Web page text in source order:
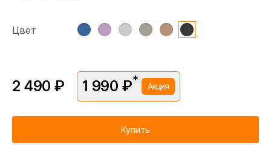
Цвет
2 490 ₽ 1 990 ₽* Акция
Цена без скидки —2 490 ₽. Подробности уточняйте у
Купить